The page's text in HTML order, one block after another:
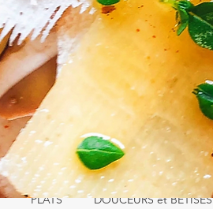
PLATS DOUCEURS et BÊTISES